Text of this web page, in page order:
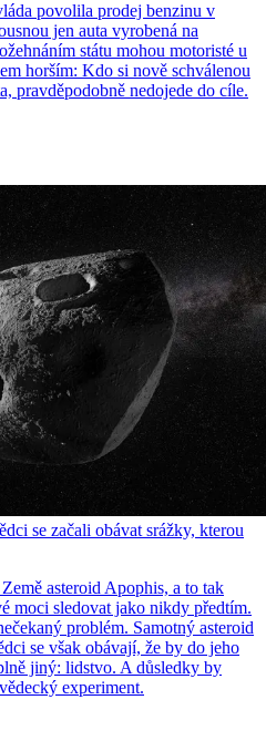
povolila prodej benzinu v
jen auta vyrobená na
státu mohou motoristé u
horším: Kdo si nově schválenou
pravděpodobně nedojede do cíle.
se začali obávat srážky, kterou
asteroid Apophis, a to tak
moci sledovat jako nikdy předtím.
problém. Samotný asteroid
se však obávají, že by do jeho
jiný: lidstvo. A důsledky by
experiment.